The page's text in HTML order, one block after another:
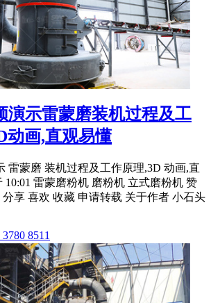
演示雷蒙磨装机过程及工
动画,直观易懂
雷蒙磨 装机过程及工作原理,3D 动画,直
10:01 雷蒙磨粉机 磨粉机 立式磨粉机 赞
分享 喜欢 收藏 申请转载 关于作者 小石头
8511